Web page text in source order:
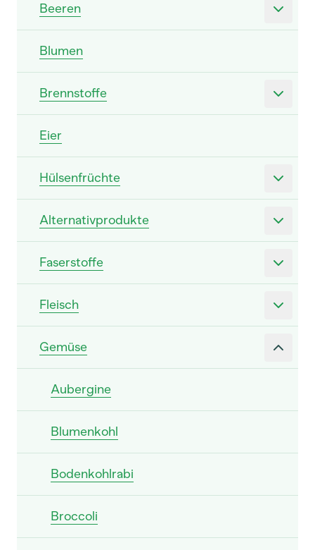
Beeren
Blumen
Brennstoffe
Eier
Hülsenfrüchte
Alternativprodukte
Faserstoffe
Fleisch
Gemüse
Aubergine
Blumenkohl
Bodenkohlrabi
Broccoli